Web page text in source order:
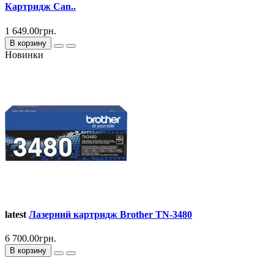
Картридж Can..
1 649.00грн.
В корзину
Новинки
latest Лазерний картридж Brother TN-3480
6 700.00грн.
В корзину